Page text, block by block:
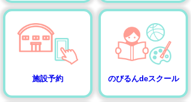
施設予約 のびるんdeスクール